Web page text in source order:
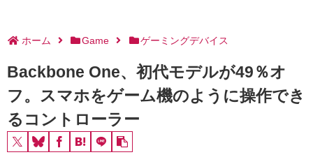
ホーム Game ゲーミングデバイス
Backbone One、初代モデルが49％オ
フ。スマホをゲーム機のように操作でき
るコントローラー